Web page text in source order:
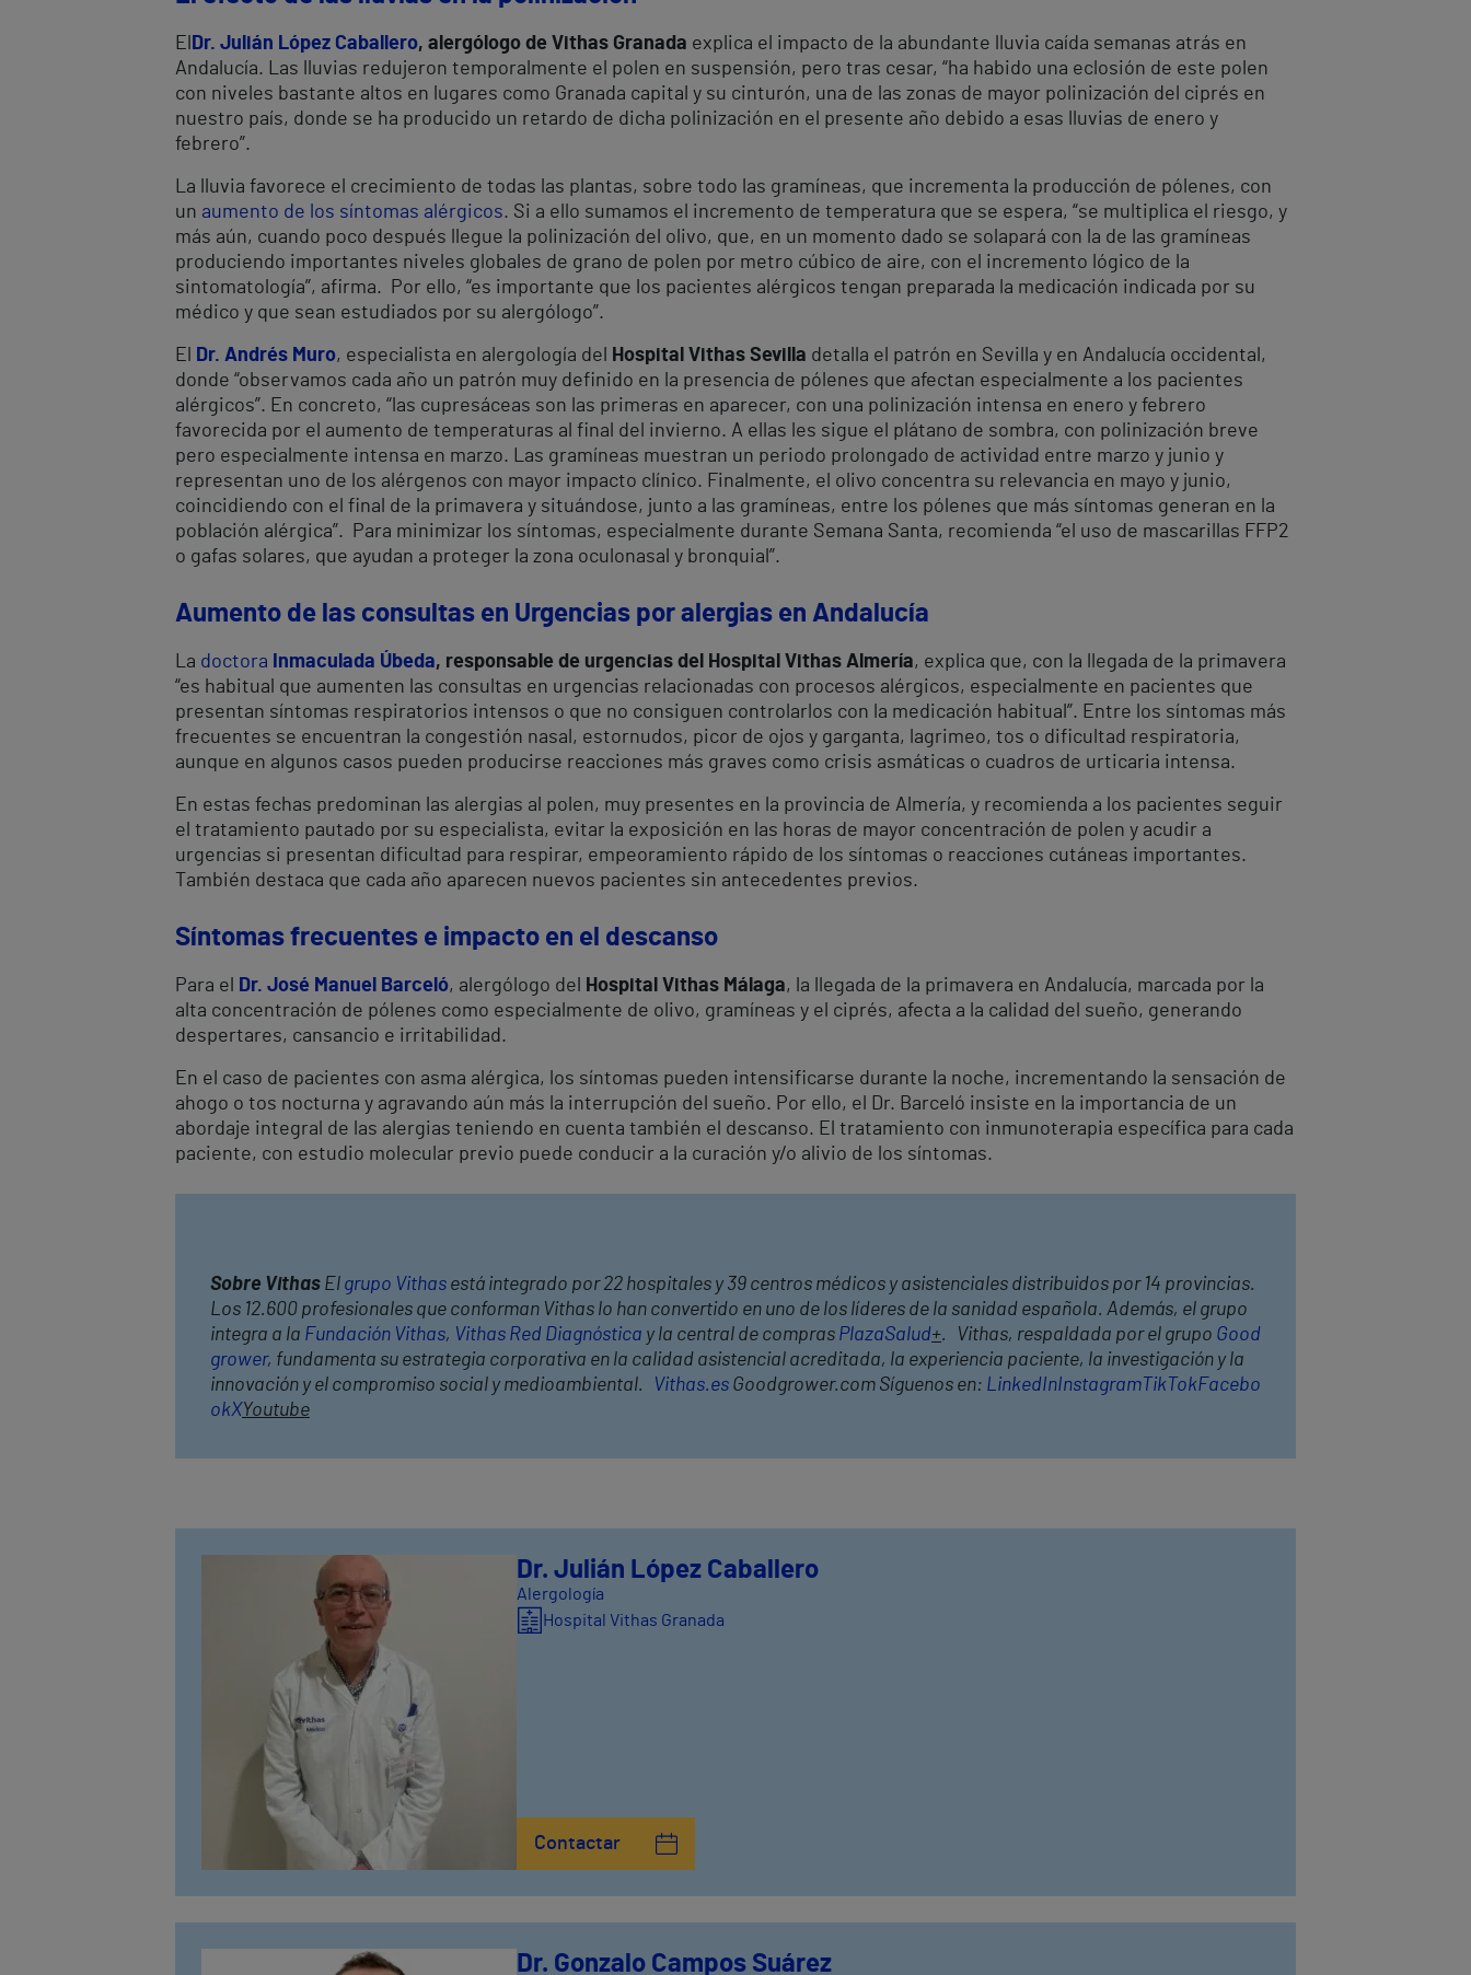
El Dr. Julián López Caballero, alergólogo de Vithas Granada explica el impacto de la abundante lluvia caída semanas atrás en
Andalucía. Las lluvias redujeron temporalmente el polen en suspensión, pero tras cesar, “ha habido una eclosión de este polen
con niveles bastante altos en lugares como Granada capital y su cinturón, una de las zonas de mayor polinización del ciprés en
nuestro país, donde se ha producido un retardo de dicha polinización en el presente año debido a esas lluvias de enero y
febrero”.
La lluvia favorece el crecimiento de todas las plantas, sobre todo las gramíneas, que incrementa la producción de pólenes, con
un aumento de los síntomas alérgicos. Si a ello sumamos el incremento de temperatura que se espera, “se multiplica el riesgo, y
más aún, cuando poco después llegue la polinización del olivo, que, en un momento dado se solapará con la de las gramíneas
produciendo importantes niveles globales de grano de polen por metro cúbico de aire, con el incremento lógico de la
sintomatología”, afirma. Por ello, “es importante que los pacientes alérgicos tengan preparada la medicación indicada por su
médico y que sean estudiados por su alergólogo”.
El Dr. Andrés Muro, especialista en alergología del Hospital Vithas Sevilla detalla el patrón en Sevilla y en Andalucía occidental,
donde “observamos cada año un patrón muy definido en la presencia de pólenes que afectan especialmente a los pacientes
alérgicos”. En concreto, “las cupresáceas son las primeras en aparecer, con una polinización intensa en enero y febrero
favorecida por el aumento de temperaturas al final del invierno. A ellas les sigue el plátano de sombra, con polinización breve
pero especialmente intensa en marzo. Las gramíneas muestran un periodo prolongado de actividad entre marzo y junio y
representan uno de los alérgenos con mayor impacto clínico. Finalmente, el olivo concentra su relevancia en mayo y junio,
coincidiendo con el final de la primavera y situándose, junto a las gramíneas, entre los pólenes que más síntomas generan en la
población alérgica”. Para minimizar los síntomas, especialmente durante Semana Santa, recomienda “el uso de mascarillas FFP2
o gafas solares, que ayudan a proteger la zona oculonasal y bronquial”.
Aumento de las consultas en Urgencias por alergias en Andalucía
La doctora Inmaculada Úbeda, responsable de urgencias del Hospital Vithas Almería, explica que, con la llegada de la primavera
“es habitual que aumenten las consultas en urgencias relacionadas con procesos alérgicos, especialmente en pacientes que
presentan síntomas respiratorios intensos o que no consiguen controlarlos con la medicación habitual”. Entre los síntomas más
frecuentes se encuentran la congestión nasal, estornudos, picor de ojos y garganta, lagrimeo, tos o dificultad respiratoria,
aunque en algunos casos pueden producirse reacciones más graves como crisis asmáticas o cuadros de urticaria intensa.
En estas fechas predominan las alergias al polen, muy presentes en la provincia de Almería, y recomienda a los pacientes seguir
el tratamiento pautado por su especialista, evitar la exposición en las horas de mayor concentración de polen y acudir a
urgencias si presentan dificultad para respirar, empeoramiento rápido de los síntomas o reacciones cutáneas importantes.
También destaca que cada año aparecen nuevos pacientes sin antecedentes previos.
Síntomas frecuentes e impacto en el descanso
Para el Dr. José Manuel Barceló, alergólogo del Hospital Vithas Málaga, la llegada de la primavera en Andalucía, marcada por la
alta concentración de pólenes como especialmente de olivo, gramíneas y el ciprés, afecta a la calidad del sueño, generando
despertares, cansancio e irritabilidad.
En el caso de pacientes con asma alérgica, los síntomas pueden intensificarse durante la noche, incrementando la sensación de
ahogo o tos nocturna y agravando aún más la interrupción del sueño. Por ello, el Dr. Barceló insiste en la importancia de un
abordaje integral de las alergias teniendo en cuenta también el descanso. El tratamiento con inmunoterapia específica para cada
paciente, con estudio molecular previo puede conducir a la curación y/o alivio de los síntomas.
Sobre Vithas El grupo Vithas está integrado por 22 hospitales y 39 centros médicos y asistenciales distribuidos por 14 provincias.
Los 12.600 profesionales que conforman Vithas lo han convertido en uno de los líderes de la sanidad española. Además, el grupo
integra a la Fundación Vithas, Vithas Red Diagnóstica y la central de compras PlazaSalud+. Vithas, respaldada por el grupo Good
grower, fundamenta su estrategia corporativa en la calidad asistencial acreditada, la experiencia paciente, la investigación y la
innovación y el compromiso social y medioambiental.
Vithas.es Goodgrower.com Síguenos en: LinkedInInstagram TikTokFacebo
okXYoutube
Dr. Julián López Caballero
Alergología
Hospital Vithas Granada
Contactar
Dr. Gonzalo Campos Suárez